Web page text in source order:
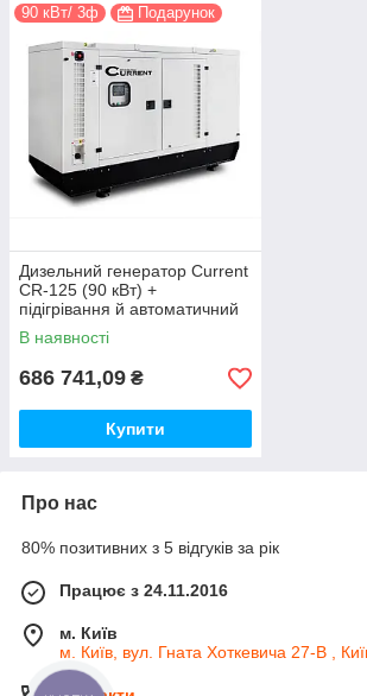
90 кВт/ 3ф Подарунок
Дизельний генератор Current
CR-125 (90 кВт) +
підігрівання й автоматичний
запуск
В наявності
686 741,09 ₴
Купити
Про нас
80% позитивних з 5 відгуків за рік
Працює з 24.11.2016
м. Київ
м. Київ, вул. Гната Хоткевича 27-В ,